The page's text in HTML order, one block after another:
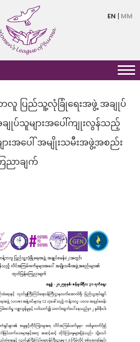
EN MM
လူ ပြည်သူ့လုံခြုံရေးအဖွဲ့ အချုပ်
ျုပ်သူများအပေါ်ကျုးလွန်သည့်
းအပေါ် အမျိုးသမီးအဖွဲ့အစည်း
ညာချက်